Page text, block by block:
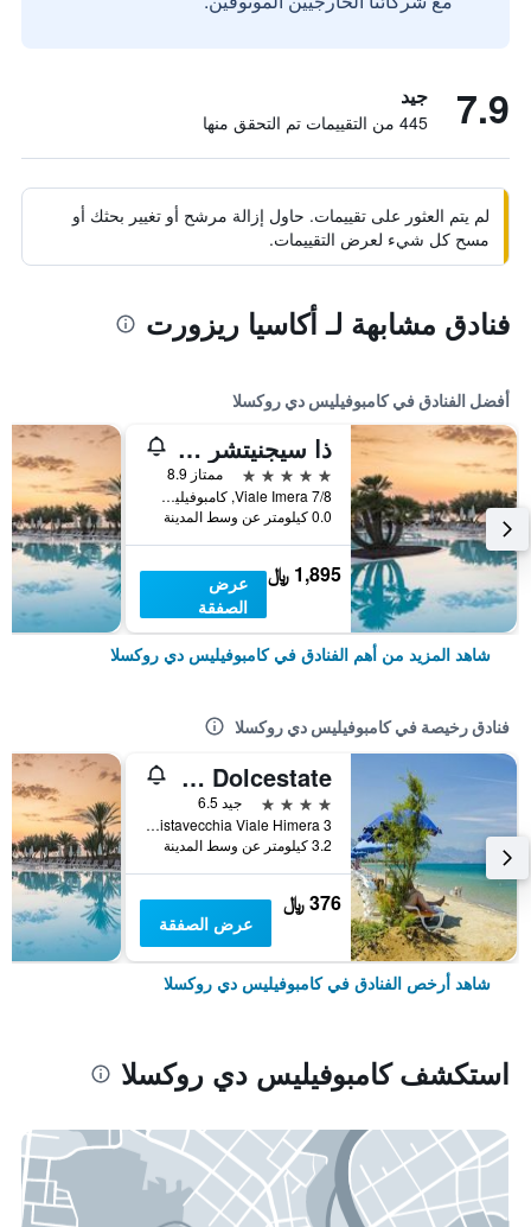
7.9 جيد
445 من التقييمات تم التحقق منها
لم يتم العثور على تقييمات. حاول إزالة مرشح أو تغيير بحثك أو
مسح كل شيء لعرض التقييمات.
فنادق مشابهة لـ أكاسيا ريزورت
أفضل الفنادق في كامبوفيليس دي روكسلا
ذا سيجنيتشر ليفيل آت جراند بالاديوم سيسيليا ريزورت آند سبا
5 نجوم
ممتاز 8.9
Viale Imera 7/8, كامبوفيليس دي روكسلا, صقلية, إيطاليا
0.0 كيلومتر عن وسط المدينة
1,895 ﷼
عرض
الصفقة
شاهد المزيد من أهم الفنادق في كامبوفيليس دي روكسلا
فنادق رخيصة في كامبوفيليس دي روكسلا
Hotel Dolcestate
4 نجوم
جيد 6.5
Contrada Pistavecchia Viale Himera 3, كامبوفيليس دي روكسلا, صقلية, إيطاليا
3.2 كيلومتر عن وسط المدينة
376 ﷼
عرض الصفقة
شاهد أرخص الفنادق في كامبوفيليس دي روكسلا
استكشف كامبوفيليس دي روكسلا